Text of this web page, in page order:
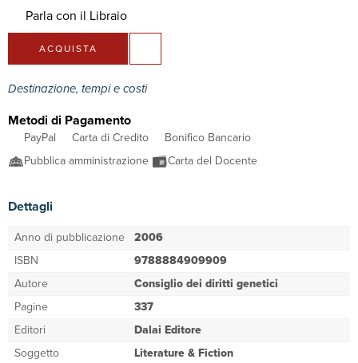
Parla con il Libraio
ACQUISTA
Destinazione, tempi e costi
Metodi di Pagamento
PayPal Carta di Credito
Bonifico Bancario
Pubblica amministrazione
Carta del Docente
Dettagli
Anno di pubblicazione 2006
ISBN
9788884909909
Autore
Consiglio dei diritti genetici
Pagine
337
Editori
Dalai Editore
Soggetto
Literature & Fiction